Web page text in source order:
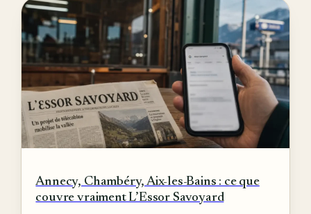
Annecy, Chambéry, Aix-les-Bains : ce que
couvre vraiment L’Essor Savoyard